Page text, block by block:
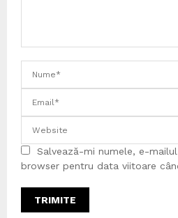
Salvează-mi numele, e-
browser pentru data viitoare